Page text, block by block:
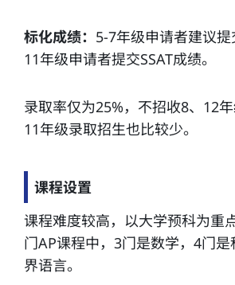
标化成绩： 5-7年级申请者建议提
11年级申请者提交SSAT成绩。
录取率仅为25%，不招收8、12年
11年级录取招生也比较少。
课程设置
课程难度较高，以大学预科为重
门AP课程中，3门是数学，4门
界语言。